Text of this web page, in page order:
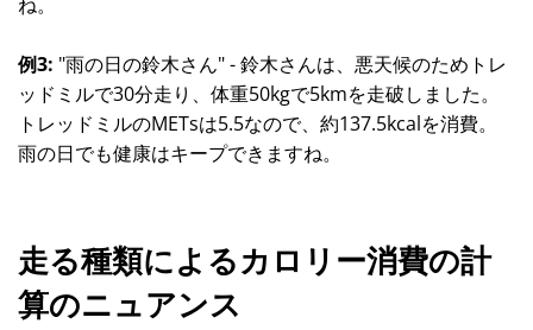
例3: "雨の日の鈴木さん" - 鈴木さんは、悪天候のためトレ
ッドミルで30分走り、体重50kgで5kmを走破しました。
トレッドミルのMETsは5.5なので、約137.5kcalを消費。
雨の日でも健康はキープできますね。
走る種類によるカロリー消費の計
算のニュアンス